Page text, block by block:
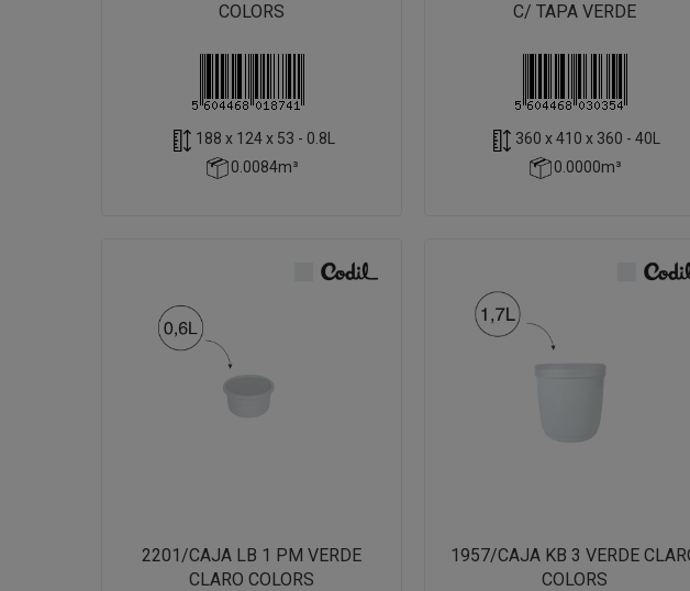
COLORS
188 x 124 x 53 - 0.8L
0.0084m³
C/ TAPA VERDE
360 x 410 x 360 - 40L
0.0000m³
2201/CAJA LB 1 PM VERDE
CLARO COLORS
1957/CAJA KB 3 VERDE
COLORS